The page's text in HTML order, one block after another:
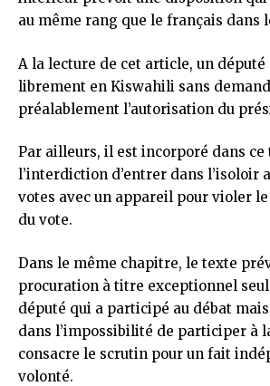
au même rang que le français dans
A la lecture de cet article, un député
librement en Kiswahili sans
préalablement l’autorisation du
Par ailleurs, il est incorporé dans ce
l’interdiction d’entrer dans l’isoloir
votes avec un appareil pour violer
du vote.
Dans le même chapitre, le texte
procuration à titre exceptionnel
député qui a participé au débat
dans l’impossibilité de participer à
consacre le scrutin pour un fait
volonté.